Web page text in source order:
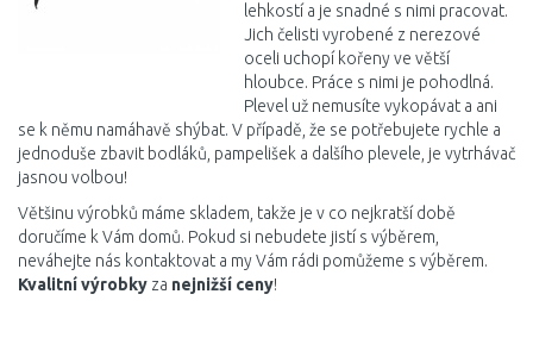
lehkostí a je snadné s nimi pracovat.
Jich čelisti vyrobené z nerezové
oceli uchopí kořeny ve větší
hloubce. Práce s nimi je pohodlná.
Plevel už nemusíte vykopávat a ani
se k němu namáhavě shýbat. V případě, že se potřebujete rychle a
jednoduše zbavit bodláků, pampelišek a dalšího plevele, je vytrhávač
jasnou volbou!
Většinu výrobků máme skladem, takže je v co nejkratší době
doručíme k Vám domů. Pokud si nebudete jistí s výběrem,
neváhejte nás kontaktovat a my Vám rádi pomůžeme s výběrem.
Kvalitní výrobky za nejnižší ceny!